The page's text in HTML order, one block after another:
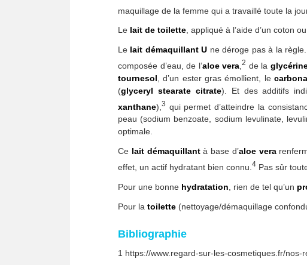
maquillage de la femme qui a travaillé toute la
Le lait de toilette , appliqué à l’aide d’un coton
Le lait démaquillant U ne déroge pas à la
composée d’eau, de l’aloe vera ,2 de la
tournesol , d’un ester gras émollient, le
(glyceryl stearate citrate). Et des additifs
xanthane), 3 qui permet d’atteindre la
peau (sodium benzoate, sodium levulinate,
optimale.
Ce lait démaquillantà base d’aloe vera
effet, un actif hydratant bien connu. 4 Pas sûr
Pour une bonne hydratation , rien de tel qu’un
Pour la toilette (nettoyage/démaquillage
Bibliographie
1 https://www.regard-sur-les-cosmetiques.fr/